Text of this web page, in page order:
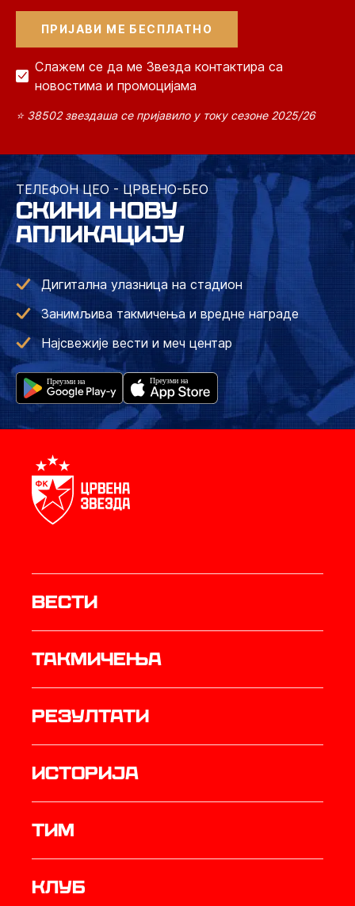
Слажем се да ме Звезда контактира са
новостима и промоцијама
⭐ 38502 звездаша се пријавило у току сезоне 2025/26
ТЕЛЕФОН ЦЕО - ЦРВЕНО-БЕО
СКИНИ НОВУ
АПЛИКАЦИЈУ
Дигитална улазница на стадион
Занимљива такмичења и вредне награде
Најсвежије вести и меч центар
Вести
Такмичења
резултати
историја
ТИМ
Клуб